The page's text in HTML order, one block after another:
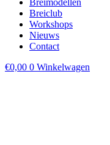
Breimodellen
Breiclub
Workshops
Nieuws
Contact
€0,00 0 Winkelwagen